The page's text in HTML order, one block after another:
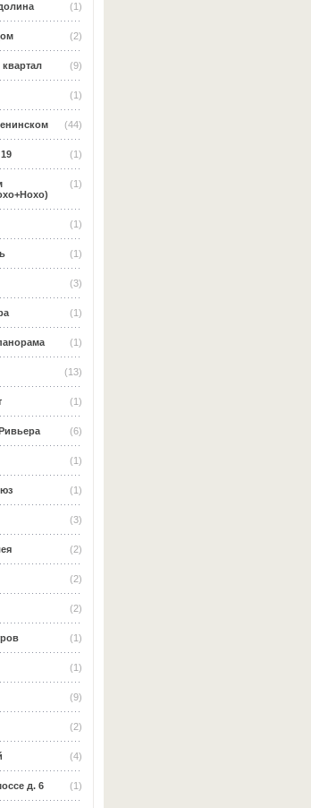
(1)
(2)
(9)
(1)
(44)
(1)
(1)
(1)
(1)
(3)
(1)
(1)
(13)
(1)
(6)
(1)
(1)
(3)
(2)
(2)
(2)
(1)
(1)
(9)
(2)
(4)
(1)
д. 6